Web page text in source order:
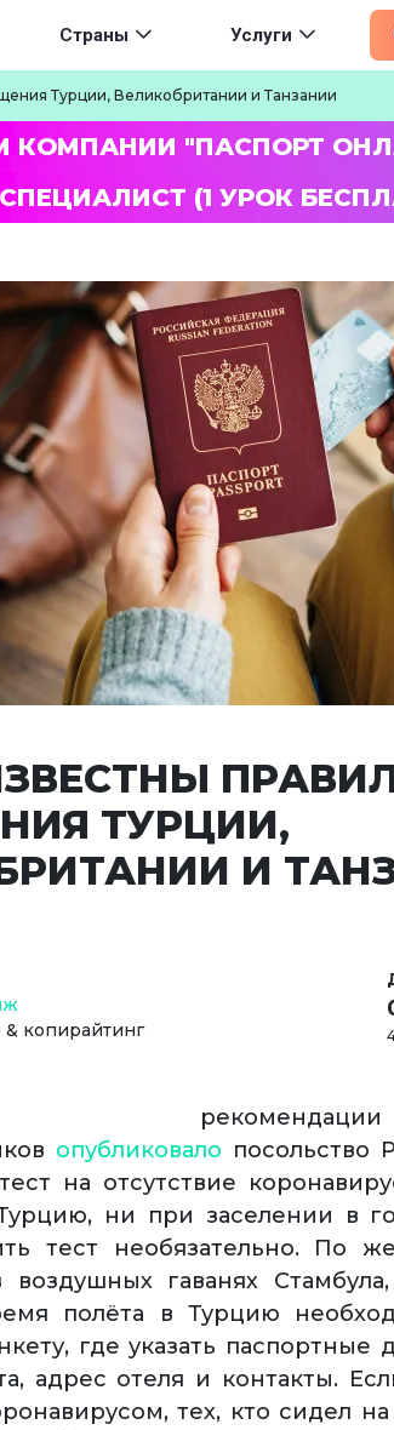
Страны Услуги
Турции, Великобритании и Танзании
КОМПАНИИ "ПАСПОРТ
(1 УРОК
ТУРЦИИ,
И
копирайтинг
опубликовало посольство
на отсутствие
ни при заселении в
тест необязательно. По
воздушных гаванях
полёта в Турцию
где указать
адрес отеля и контакты.
тех, кто сидел